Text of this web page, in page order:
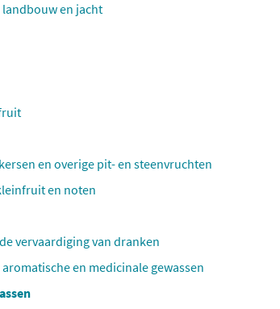
en jacht
en overige pit- en steenvruchten
en noten
vervaardiging van dranken
en medicinale gewassen